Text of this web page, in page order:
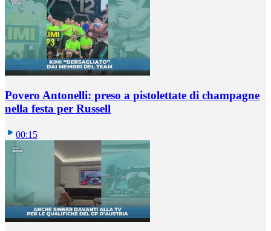
Povero Antonelli: preso a pistolettate di champagne
nella festa per Russell
00:15